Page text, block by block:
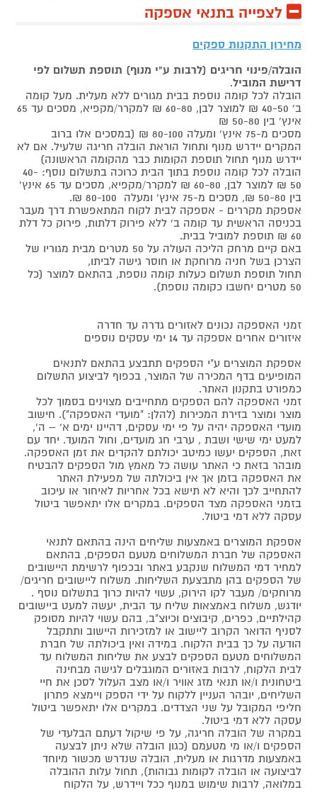
לצפייה בתנאי אספקה
מחירון התקנות ספקים
הובלה/פינוי חריגים (לרבות ע"י מנוף) תוספת תשלום לפי
דרישת המוביל.
הובלה לכל קומה נוספת בבית מגורים ללא מעלית. מעל קומה
ב' 40-50 ₪ למוצר לבן, 60-80 ₪ למקרר/מקפיא, מסכים עד 65
אינץ' בין 50-80 ₪
מסכים מ-75 אינץ' ומעלה 80-100 ₪ (במסכים אלו ברוב
המקרים יידרש מנוף ותחול הוראת הובלה חריגה שלעיל. אם לא
יידרש מנוף תחול תוספת הקומות כבר מהקומה הראשונה)
הובלה לכל קומה נוספת בתוך הבית כרוכה בתשלום נוסף: 40-
50 ₪ למוצר לבן, 60-80 ₪ למקרר/מקפיא, מסכים עד 65 אינץ'
בין 50-80 ₪, מסכים מ-75 אינץ' ומעלה 80-100 ₪.
אספקת מקררים - אספקה לבית לקוח המתאפשרת דרך מעבר
בכניסה הראשית עד קומה ב' ללא פירוק דלתות, פירוק כל דלת
60 ₪ תוספת למוביל בבית.
באם קיים מרחק הליכה העולה על 50 מטרים מבית מגוריו של
הצרכן בשל חניה מרוחקת או חוסר גישה לביתו,
תחול תוספת תשלום כעלות קומה נוספת, בהתאם למוצר (כל
50 מטרים יחשבו כקומה נוספת).
זמני האספקה נכונים לאזורים גדרה עד חדרה
איזורים אחרים אספקה עד 14 ימי עסקים נוספים
אספקת המוצרים ע"י הספקים תתבצע בהתאם לתנאים
המופיעים בדף המכירה של המוצר, בכפוף לביצוע התשלום
כמפורט בתקנון האתר.
זמני האספקה להם הספקים מתחייבים מצוינים בסמוך לכל
מוצר ומוצר בזירת המכירות (להלן: "מועדי האספקה"). חישוב
מועדי האספקה יהיה על פי ימי עסקים, דהיינו ימים א' – ה',
למעט ימי שישי ושבת , ערבי חג מועדים, וחול המועד. יחד עם
זאת, הספקים יעשו כמיטב יכולתם להקדים את זמן האספקה.
מובהר בזאת כי האתר עושה כל מאמץ מול הספקים להבטיח
את האספקה בזמן אך אין ביכולתה של מפעילת האתר
להתחייב לכך והיא לא תישא בכל אחריות לאיחור או עיכוב
בזמני האספקה מצד הספקים. במקרים אלו יתאפשר ביטול
עסקה ללא דמי ביטול.
אספקת המוצרים באמצעות שליחים הינה בהתאם לתנאי
האספקה של חברת המשלוחים מטעם הספקים, בהתאם
למחיר דמי המשלוח שנקבע באתר ובכפוף לרשימת היישובים
של הספקים בהן מתבצעת השליחות. משלוח ליישובים חריגים/
מרוחקים/ מעבר לקו הירוק, עשוי להיות כרוך בתשלום נוסף .
יודגש, משלוח באמצאות שליח עד הבית, יעשה למעט ביישובים
קהילתיים, כפרים, קיבוצים וכיוצ"ב, בהם עשוי להיות מסופק
לסניף הדואר הקרוב ליישוב או למזכירות היישוב ותתקבל
הודעה על כך בבית הלקוח. במידה ואין ביכולתה של חברת
המשלוחים מטעם הספקים לבצע את שליחות המשלוח עד
לבית הלקוח, לרבות באזורים המוגבלים לגישה מבחינה
ביטחונית ו/או תנאי מזג אוויר ו/או מצב העלול לסכן את חיי
השליחים, יובהר העניין ללקוח על ידי הספק ויימצא פתרון
חליפי המקובל על שני הצדדים. במקרים אלו יתאפשר ביטול
עסקה ללא דמי ביטול.
במקרה של הובלה חריגה, על פי שיקול דעתם הבלעדי של
הספקים ו/או מי מטעמם (כגון הובלה שלא ניתן לבצעה
באמצעות מדרגות או מעלית, הובלה שנדרש מכשור מיוחד
לביצועה או הובלה לקומות גבוהות), תחול עלות ההובלה
במלואה, לרבות שימוש במנוף ככל ויידרש, על הלקוח